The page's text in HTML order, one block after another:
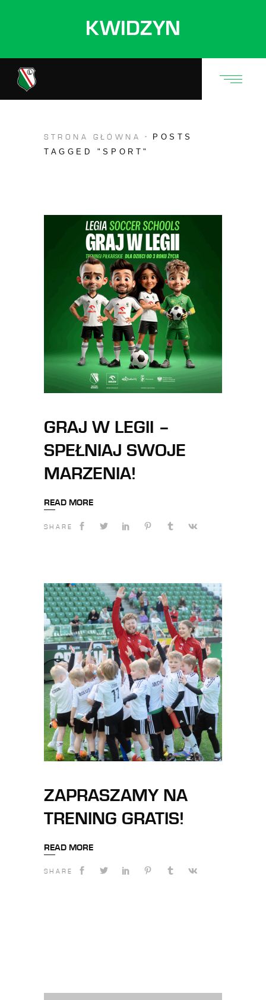
KWIDZYN
STRONA GŁÓWNA
POSTS
TAGGED "SPORT"
GRAJ W LEGII –
SPEŁNIAJ SWOJE
MARZENIA!
READ MORE
SHARE
ZAPRASZAMY NA
TRENING GRATIS!
READ MORE
SHARE